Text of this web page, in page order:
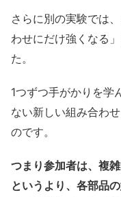
さらに別の実験では
わせにだけ強くなる
た。
1つずつ手がかりを学
ない新しい組み合わ
のです。
つまり参加者は、複
というより、各部品